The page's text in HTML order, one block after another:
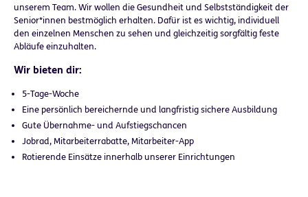
unserem Team. Wir wollen die Gesundheit und Selbstständigkeit der
Senior*innen bestmöglich erhalten. Dafür ist es wichtig, individuell
den einzelnen Menschen zu sehen und gleichzeitig sorgfältig feste
Abläufe einzuhalten.
Wir bieten dir:
5-Tage-Woche
Eine persönlich bereichernde und langfristig sichere Ausbildung
Gute Übernahme- und Aufstiegschancen
Jobrad, Mitarbeiterrabatte, Mitarbeiter-App
Rotierende Einsätze innerhalb unserer Einrichtungen